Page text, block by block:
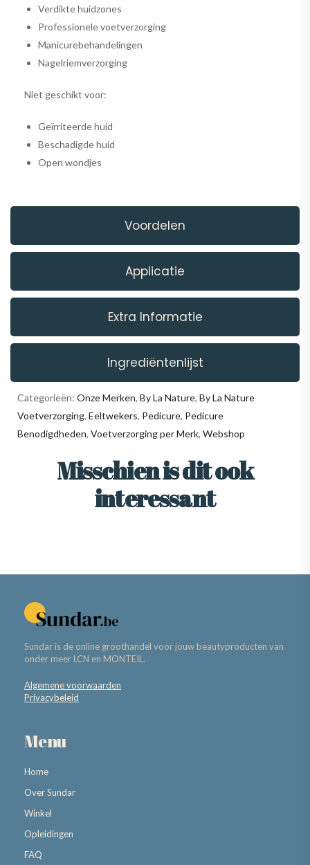
Voordelen
Applicatie
Extra Informatie
Ingrediëntenlijst
Verdikte huidzones
Professionele voetverzorging
Manicurebehandelingen
Nagelriemverzorging
Niet geschikt voor:
Geïrriteerde huid
Beschadigde huid
Open wondjes
Categorieën: Onze Merken, By La Nature, By La Nature
Voetverzorging, Eeltwekers, Pedicure, Pedicure
Benodigdheden, Voetverzorging per Merk, Webshop
Misschien is dit ook
interessant
Sundar is de online groothandel voor jouw beautyproducten van
onder meer LCN en MONTEIL.
Algemene voorwaarden
Privacybeleid
Menu
Home
Over Sundar
Winkel
Opleidingen
FAQ